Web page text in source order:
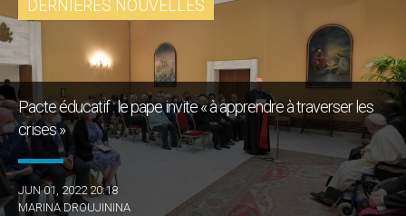
DERNIÈRES NOUVELLES
Pacte éducatif : le pape invite « à apprendre à traverser les
crises »
JUN 01, 2022 20:18
MARINA DROUJININA